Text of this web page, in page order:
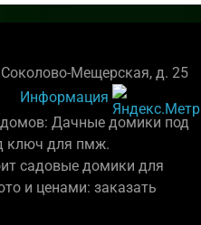
Мещерская, д. 25
Информация
домов: Дачные домики под
ключ для пмж.
садовые домики для
и ценами: заказать